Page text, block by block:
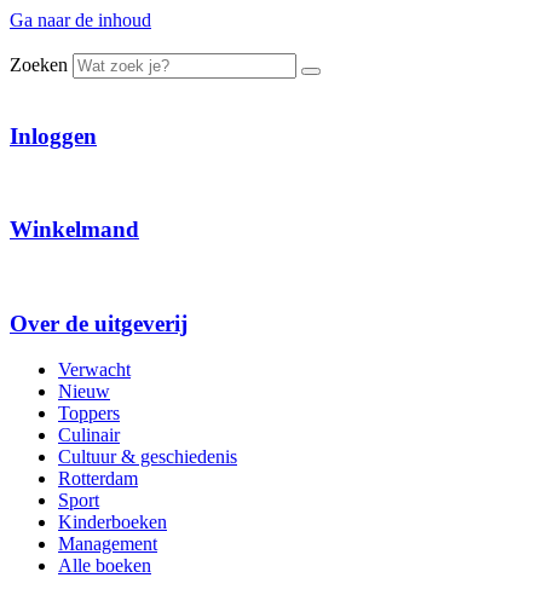
Ga naar de inhoud
Zoeken
Inloggen
Winkelmand
Over de uitgeverij
Verwacht
Nieuw
Toppers
Culinair
Cultuur & geschiedenis
Rotterdam
Sport
Kinderboeken
Management
Alle boeken